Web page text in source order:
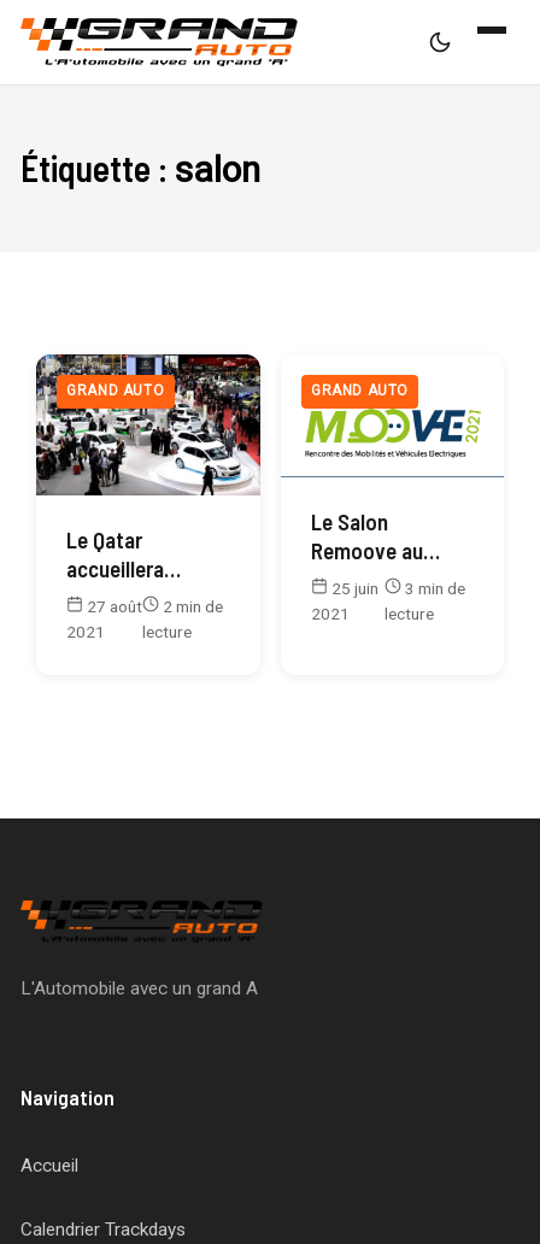
Étiquette : salon
GRAND AUTO
Le Qatar
accueillera
bientôt… le Salon
de Genève
27 août
2021
2 min de
lecture
GRAND AUTO
Le Salon
Remoove au
service de la
mobilité
25 juin
2021
3 min de
lecture
L'Automobile avec un grand A
Navigation
Accueil
Calendrier Trackdays